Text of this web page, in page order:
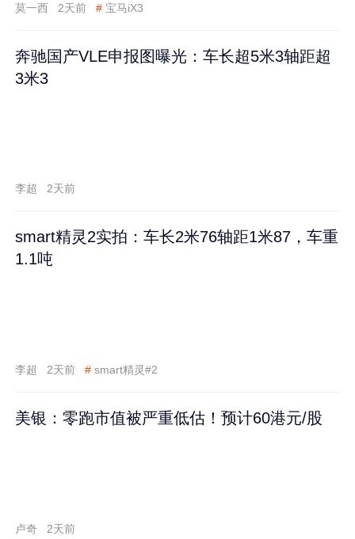
莫一西 2天前 # 宝马iX3
奔驰国产VLE申报图曝光：车长超5米3轴距超
3米3
李超 2天前
smart精灵2实拍：车长2米76轴距1米87，车重
1.1吨
李超 2天前 # smart精灵#2
美银：零跑市值被严重低估！预计60港元/股
卢奇 2天前